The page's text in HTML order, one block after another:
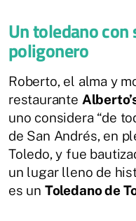
Un toledano
poligonero
Roberto, el alma y
restaurante
uno considera “de
de San Andrés, en
Toledo, y fue
un lugar lleno de
es un Toledano de